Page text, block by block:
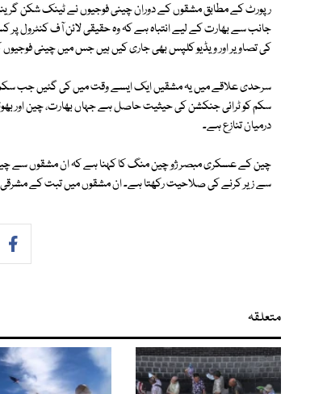
رپورٹ کے مطابق مشقوں کے دوران چینی فوجیوں نے ٹینک شکن
جانب سے بھارت کے لیے انتباہ ہے کہ وہ حقیقی لائن آف کنٹرول
کی تصاویر اور ویڈیو کلپس بھی جاری کیں ہیں جس میں چینی
سرحدی علاقے میں یہ مشقیں ایک ایسے وقت میں کی گئیں جب سکم
سکم کو ٹرائی جنکشن کی حیثیت حاصل ہے جہاں بھارت، چین اور
درمیان تنازع ہے۔
چین کے عسکری مبصر ژو چین منگ کا کہنا ہے کہ ان مشقوں سے چین
سے زیر کرنے کی صلاحیت رکھتا ہے۔ ان مشقوں میں تبت کے
متعلقہ